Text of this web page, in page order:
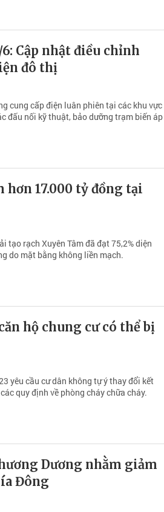
Cập nhật điều chỉnh
đô thị
cung cấp điện luân phiên tại các khu vực
đấu nối kỹ thuật, bảo dưỡng trạm biến áp
hơn 17.000 tỷ đồng tại
tạo rạch Xuyên Tâm đã đạt 75,2% diện
do mặt bằng không liền mạch.
hộ chung cư có thể bị
yêu cầu cư dân không tự ý thay đổi kết
quy định về phòng cháy chữa cháy.
Dương nhằm giảm
Đông